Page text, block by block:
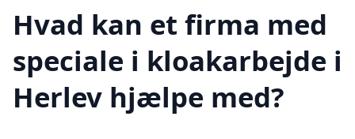
Hvad kan et firma med
speciale i kloakarbejde i
Herlev hjælpe med?